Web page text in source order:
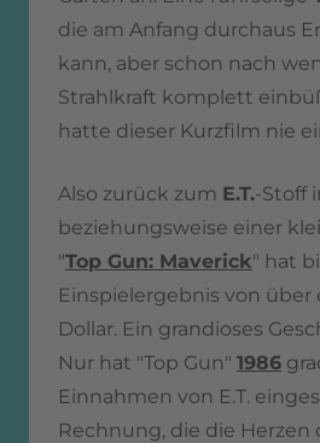
die am Anfang durchaus
kann, aber schon nach
Strahlkraft komplett
hatte dieser Kurzfilm nie
Also zurück zum E.T.-Stoff
beziehungsweise einer
"Top Gun: Maverick" hat
Einspielergebnis von über
Dollar. Ein grandioses
Nur hat "Top Gun" 1986
Einnahmen von E.T.
Rechnung, die die Herzen